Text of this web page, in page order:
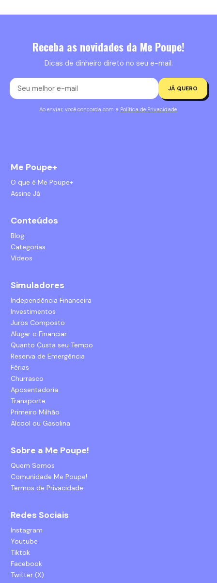
Receba as novidades da Me Poupe!
Dicas de dinheiro direto no seu e-mail.
JÁ QUERO
Ao enviar, você concorda com a Política de Privacidade
Me Poupe+
O que é Me Poupe+
Assine Já
Conteúdos
Blog
Categorias
Vídeos
Simuladores
Independência Financeira
Investimentos
Juros Composto
Alugar o Financiar
Quanto Custa seu Tempo
Reserva de Emergência
Férias
Churrasco
Aposentadoria
Transporte
Primeiro Milhão
Álcool ou Gasolina
Sobre a Me Poupe!
Quem Somos
Comunidade Me Poupe!
Termos de Privacidade
Redes Sociais
Instagram
Youtube
Tiktok
Facebook
Twitter (X)